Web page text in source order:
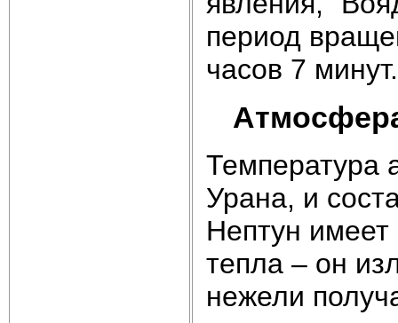
период
часов 7 минут.
Температура
Урана, и
Нептун имеет
тепла – он
нежели